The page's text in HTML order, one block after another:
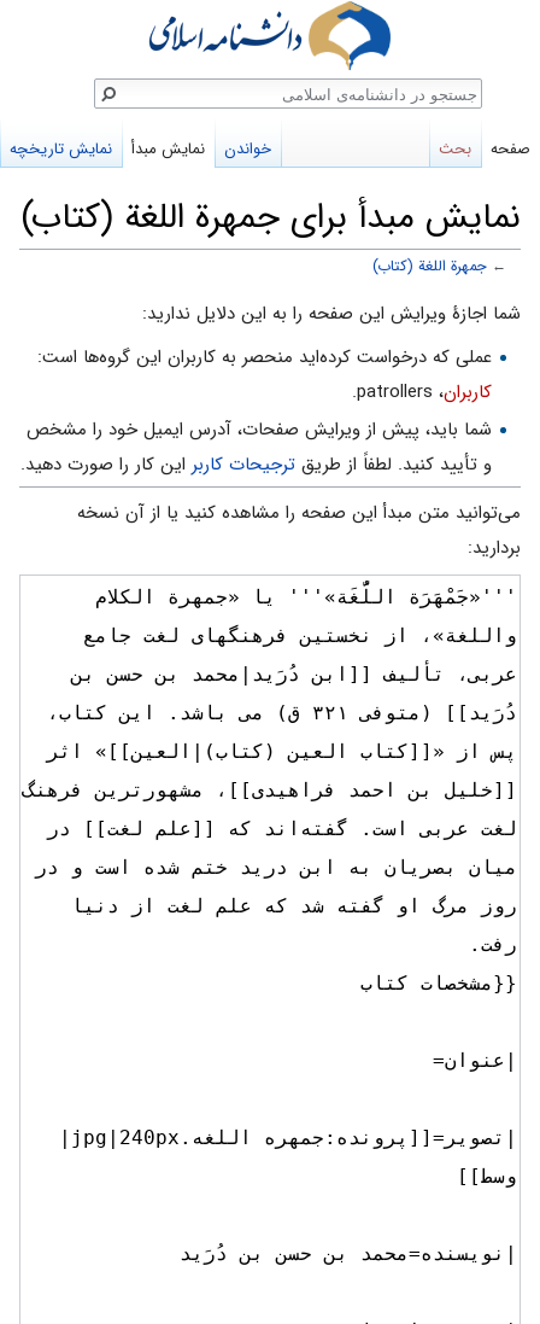
نمایش مبدأ برای جمهرة اللغة (کتاب)
←جمهرة اللغة (کتاب)
پرش
ناوبری
پرش
جستجو
شما اجازهٔ ویرایش این صفحه را به این دلایل ندارید:
عملی که درخواست کرده‌اید منحصر به کاربران این گروه‌ها است:
کاربران، patrollers.
شما باید، پیش از ویرایش صفحات، آدرس ایمیل خود را مشخص
و تأیید کنید. لطفاً از طریق ترجیحات کاربر این کار را صورت دهید.
می‌توانید متن مبدأ این صفحه را مشاهده کنید یا از آن نسخه
بردارید:
صفحه بحث خواندن نمایش مبدأ نمایش تاریخچه
جستجو